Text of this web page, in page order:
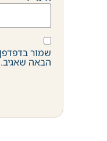
שמור
הבאה שאגיב.